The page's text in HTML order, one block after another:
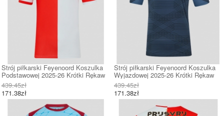
Strój piłkarski Feyenoord Koszulka
Podstawowej 2025-26 Krótki Rękaw
439.45zł
171.38zł
Strój piłkarski Feyenoord Koszulka
Wyjazdowej 2025-26 Krótki Rękaw
439.45zł
171.38zł